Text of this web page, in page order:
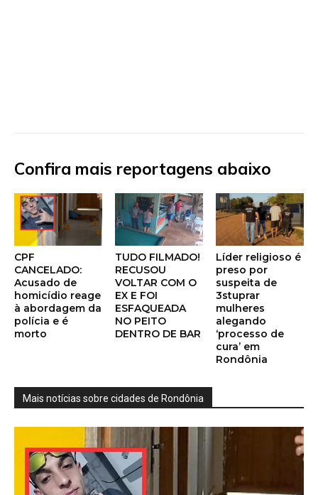
Confira mais reportagens abaixo
CPF
CANCELADO:
Acusado de
homicídio reage
à abordagem da
polícia e é
morto
TUDO FILMADO!
RECUSOU
VOLTAR COM O
EX E FOI
ESFAQUEADA
NO PEITO
DENTRO DE BAR
Líder religioso é
preso por
suspeita de
3stuprar
mulheres
alegando
‘processo de
cura’ em
Rondônia
Mais notícias sobre cidades de Rondônia